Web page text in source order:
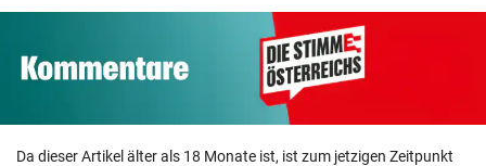
Da dieser Artikel älter als 18 Monate ist, ist zum jetzigen Zeitpunkt